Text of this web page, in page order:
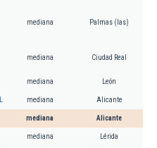
mediana Palmas (las)
mediana Ciudad Real
mediana León
mediana Alicante
mediana Alicante
mediana Lérida